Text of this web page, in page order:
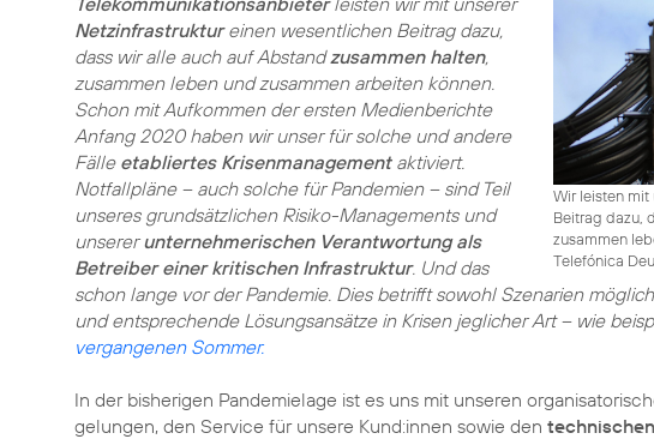
Wir leisten mit
Beitrag dazu,
zusammen
Telefónica
Netzinfrastruktureinen wesentlichen Beitrag dazu,
dass wir alle auch auf Abstandzusammen halten,
zusammen leben und zusammen arbeiten können.
Schon mit Aufkommen der ersten Medienberichte
Anfang 2020 haben wir unser für solche und andere
Fälle etabliertes Krisenmanagementaktiviert.
Notfallpläne – auch solche für Pandemien – sind Teil
unseres grundsätzlichen Risiko-Managements und
unsererunternehmerischen Verantwortung als
Betreiber einer kritischen Infrastruktur. Und das
schon lange vor der Pandemie. Dies betrifft sowohl Szenarien
und entsprechende Lösungsansätze in Krisen jeglicher Art – wie
vergangenen Sommer.
In der bisherigen Pandemielage ist es uns mit unseren
gelungen, den Service für unsere Kund:innen sowie den